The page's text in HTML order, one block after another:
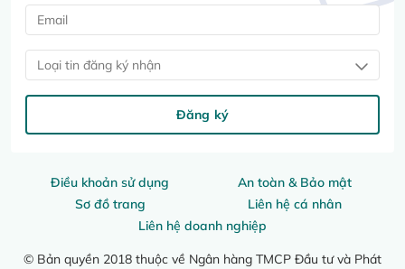
Điều khoản sử dụng
An toàn & Bảo mật
Sơ đồ trang
Liên hệ cá nhân
Liên hệ doanh nghiệp
© Bản quyền 2018 thuộc về Ngân hàng TMCP Đầu tư và Phát
Loại tin đăng ký nhận
Đăng ký